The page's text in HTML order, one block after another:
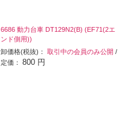
6686 動力台車 DT129N2(B) (EF71(2エ
ンド側用))
卸価格(税抜)：取引中の会員のみ公開 /
定価：800 円